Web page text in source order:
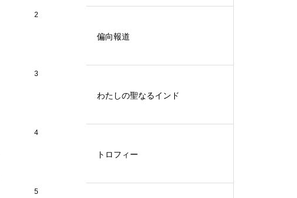
2
偏向報道
3
わたしの聖なるインド
4
トロフィー
5